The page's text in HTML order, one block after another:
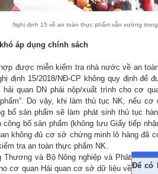
Nghị định 15 về an toàn thực phẩm vẫn vướng
áp dụng chính sách
được miễn kiểm tra nhà nước về an
định 15/2018/NĐ-CP không quy định để
quan DN phải nộp/xuất trình cho cơ
Do vậy, khi làm thủ tục NK, nếu cơ
bố sản phẩm sẽ làm phát sinh thủ tục
bố sản phẩm (không lưu Giấy tiếp
không đủ cơ sở chứng minh lô hàng đã
tra an toàn thực phẩm NK.
Để có
Thương và Bộ Nông nghiệp và Phát
cơ quan Hải quan cơ sở dữ liệu về